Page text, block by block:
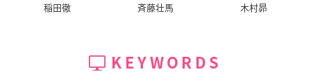
稲田徹 斉藤壮馬 木村昴
KEYWORDS